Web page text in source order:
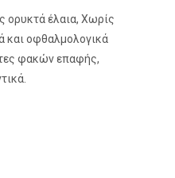
ορυκτά έλαια, Χωρίς
και οφθαλμολογικά
φακών επαφής,